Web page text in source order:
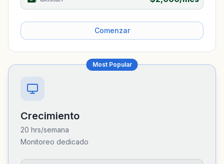
Comenzar
Most Popular
Crecimiento
20 hrs/semana
Monitoreo dedicado